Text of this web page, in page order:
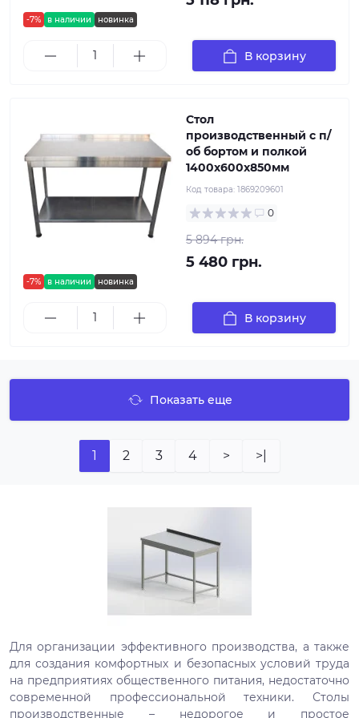
-7% в наличии новинка
В корзину
-7% в наличии новинка
Стол
производственный с п/
об бортом и полкой
1400х600х850мм
Код товара: 1869209601
0
5 894 грн.
5 480 грн.
В корзину
Показать еще
1 2 3 4 > >|
Для организации эффективного производства, а также
для создания комфортных и безопасных условий труда
на предприятиях общественного питания, недостаточно
современной профессиональной техники. Столы
производственные – недорогое и простое